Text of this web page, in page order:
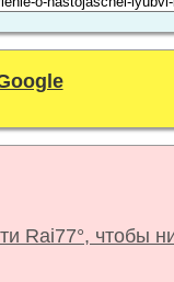
Rai77°, чтобы